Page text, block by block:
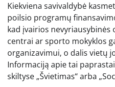
Kiekviena savivaldybė
poilsio programų
kad įvairios
centrai ar sporto mokyklos
organizavimui, o dalis vietų
Informaciją apie tai
skiltyse „Švietimas“ arba